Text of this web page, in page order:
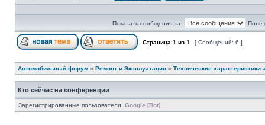
Показать сообщения за: Поле
Страница 1 из 1 [ Сообщений: 6 ]
Автомобильный форум » Ремонт и Эксплуатация » Технические характеристики
Кто сейчас на конференции
Зарегистрированные пользователи: Google [Bot]